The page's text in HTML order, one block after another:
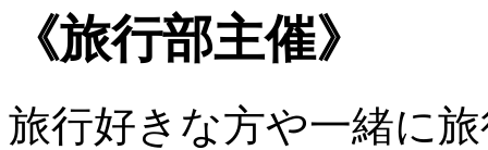
《旅行部主催》
旅行好きな方や一緒に